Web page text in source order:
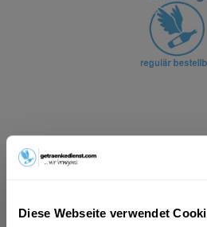
Diese Webseite verwendet
ab 16,59 € *
inkl. MwSt.ggf. zzgl. Erschwerniszuschlag